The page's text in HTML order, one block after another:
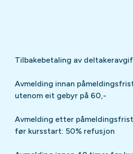
Tilbakebetaling av
Avmelding innan
utenom eit gebyr på 60,-
Avmelding etter
før kursstart: 50% refusjon